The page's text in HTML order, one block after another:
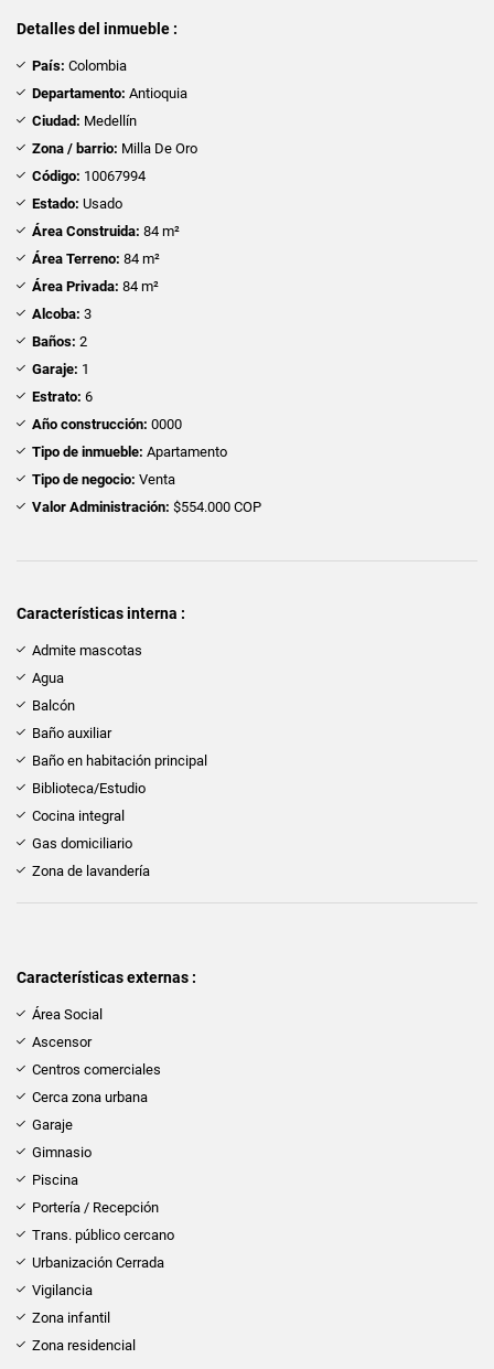
Detalles del inmueble :
País: Colombia
Departamento: Antioquia
Ciudad: Medellín
Zona / barrio: Milla De Oro
Código: 10067994
Estado: Usado
Área Construida: 84 m²
Área Terreno: 84 m²
Área Privada: 84 m²
Alcoba: 3
Baños: 2
Garaje: 1
Estrato: 6
Año construcción: 0000
Tipo de inmueble: Apartamento
Tipo de negocio: Venta
Valor Administración: $554.000 COP
Características interna :
Admite mascotas
Agua
Balcón
Baño auxiliar
Baño en habitación principal
Biblioteca/Estudio
Cocina integral
Gas domiciliario
Zona de lavandería
Características externas :
Área Social
Ascensor
Centros comerciales
Cerca zona urbana
Garaje
Gimnasio
Piscina
Portería / Recepción
Trans. público cercano
Urbanización Cerrada
Vigilancia
Zona infantil
Zona residencial